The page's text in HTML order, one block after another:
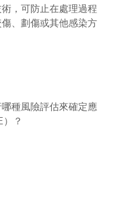
，可防止在處理過程
、劃傷或其他感染方
種風險評估來確定應
？